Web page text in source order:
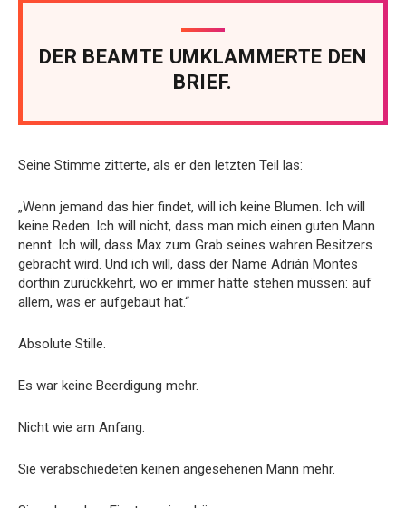
DER BEAMTE UMKLAMMERTE DEN
BRIEF.
Seine Stimme zitterte, als er den letzten Teil las:
„Wenn jemand das hier findet, will ich keine Blumen. Ich will
keine Reden. Ich will nicht, dass man mich einen guten Mann
nennt. Ich will, dass Max zum Grab seines wahren Besitzers
gebracht wird. Und ich will, dass der Name Adrián Montes
dorthin zurückkehrt, wo er immer hätte stehen müssen: auf
allem, was er aufgebaut hat.“
Absolute Stille.
Es war keine Beerdigung mehr.
Nicht wie am Anfang.
Sie verabschiedeten keinen angesehenen Mann mehr.